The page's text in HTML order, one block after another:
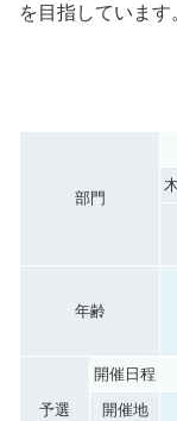
を目指しています
部門
年齢
予選
開催日程
開催地